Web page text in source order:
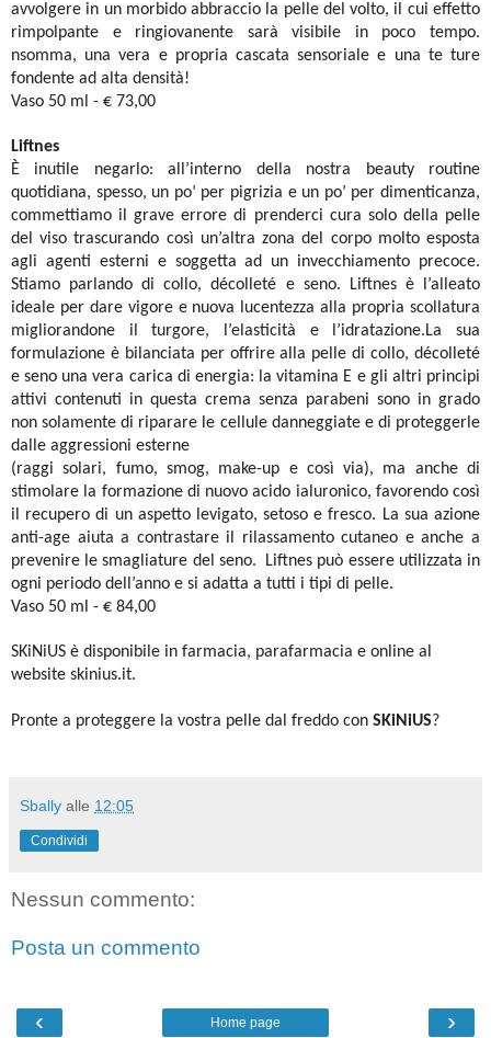
avvolgere in un morbido abbraccio la pelle del volto, il cui effetto
rimpolpante e ringiovanente sarà visibile in poco tempo.
nsomma, una vera e propria cascata sensoriale e una te ture
fondente ad alta densità!
Vaso 50 ml - € 73,00
Liftnes
È inutile negarlo: all’interno della nostra beauty routine
quotidiana, spesso, un po’ per pigrizia e un po’ per dimenticanza,
commettiamo il grave errore di prenderci cura solo della pelle
del viso trascurando così un’altra zona del corpo molto esposta
agli agenti esterni e soggetta ad un invecchiamento precoce.
Stiamo parlando di collo, décolleté e seno. Liftnes è l’alleato
ideale per dare vigore e nuova lucentezza alla propria scollatura
migliorandone il turgore, l’elasticità e l’idratazione.La sua
formulazione è bilanciata per offrire alla pelle di collo, décolleté
e seno una vera carica di energia: la vitamina E e gli altri principi
attivi contenuti in questa crema senza parabeni sono in grado
non solamente di riparare le cellule danneggiate e di proteggerle
dalle aggressioni esterne
(raggi solari, fumo, smog, make-up e così via), ma anche di
stimolare la formazione di nuovo acido ialuronico, favorendo così
il recupero di un aspetto levigato, setoso e fresco. La sua azione
anti-age aiuta a contrastare il rilassamento cutaneo e anche a
prevenire le smagliature del seno. Liftnes può essere utilizzata in
ogni periodo dell’anno e si adatta a tutti i tipi di pelle.
Vaso 50 ml - € 84,00
SKiNiUS è disponibile in farmacia, parafarmacia e online al
website skinius.it.
Pronte a proteggere la vostra pelle dal freddo con SKiNiUS?
Sbally alle 12:05
Condividi
Nessun commento:
Posta un commento
‹ ›
Home page